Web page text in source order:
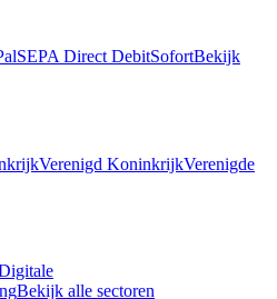
SEPA Direct DebitSofortBekijk
Verenigd KoninkrijkVerenigde
Bekijk alle sectoren